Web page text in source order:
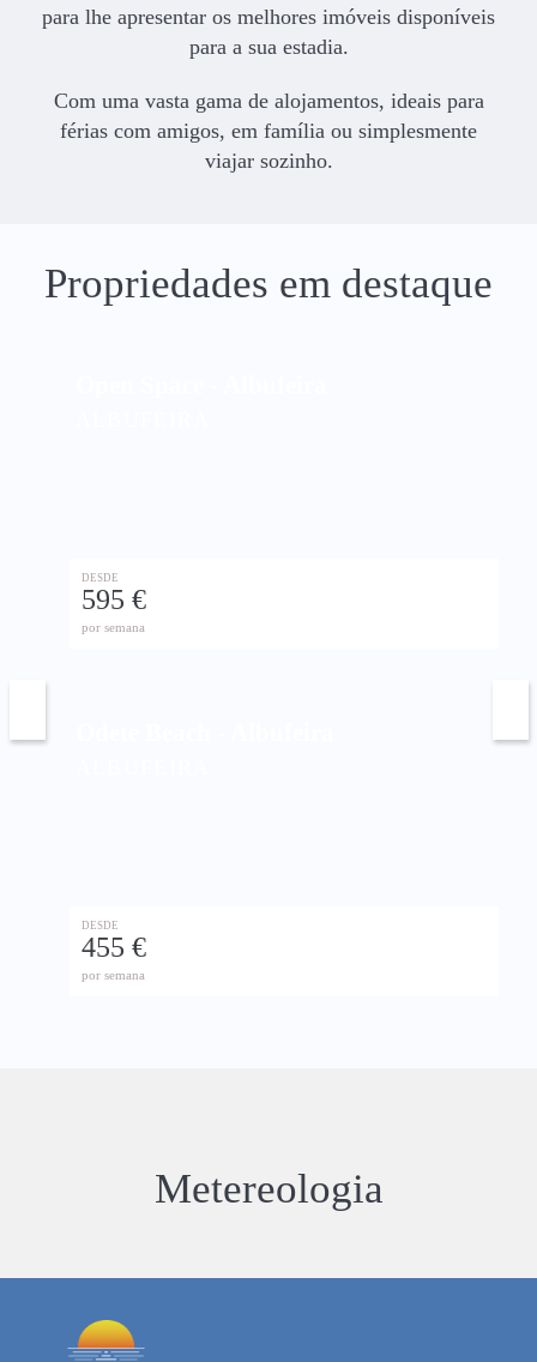
para lhe apresentar os melhores imóveis disponíveis
para a sua estadia.
Com uma vasta gama de alojamentos, ideais para
férias com amigos, em família ou simplesmente
viajar sozinho.
Propriedades em destaque
DESDE
595 €
por semana
DESDE
455 €
por semana
Metereologia